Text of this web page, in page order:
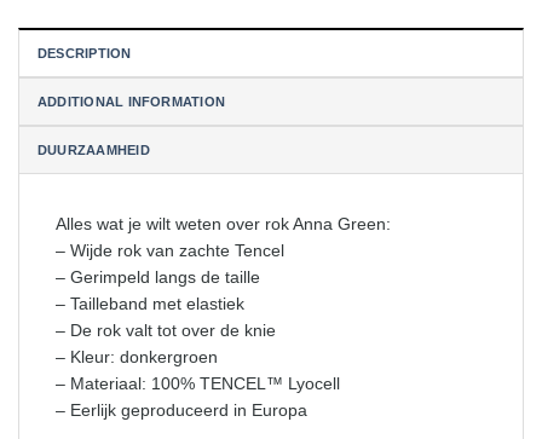
DESCRIPTION
ADDITIONAL INFORMATION
DUURZAAMHEID
Alles wat je wilt weten over rok Anna Green:
– Wijde rok van zachte Tencel
– Gerimpeld langs de taille
– Tailleband met elastiek
– De rok valt tot over de knie
– Kleur: donkergroen
– Materiaal: 100% TENCEL™ Lyocell
– Eerlijk geproduceerd in Europa